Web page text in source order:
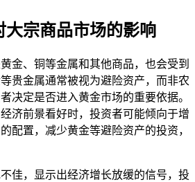
大宗商品市场的影响
金、铜等金属和其他商品，也会受到
贵金属通常被视为避险资产，而非农
决定是否进入黄金市场的重要依据。
济前景看好时，投资者可能倾向于增
配置，减少黄金等避险资产的投资，
佳，显示出经济增长放缓的信号，投